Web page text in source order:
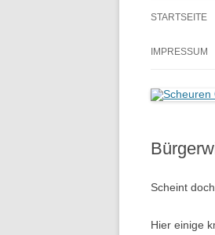
STARTSEITE
IMPRESSUM
Scheint
Hier einige